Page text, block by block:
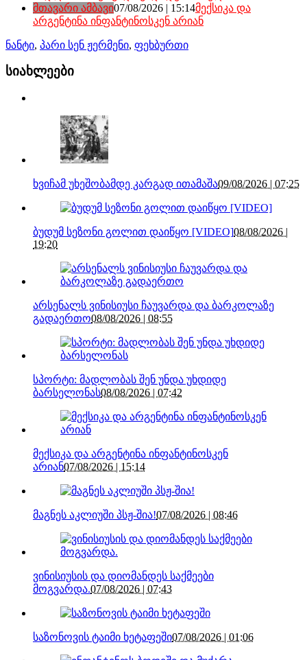
მთავარი ამბავი07/08/2026 | 15:14მექსიკა და
არგენტინა ინფანტინოსკენ არიან
ნანტი, პარი სენ ჟერმენი, ფეხბურთი
სიახლეები
ხვიჩამ უხეშობამდე კარგად ითამაშა09/08/2026 | 07:25
ბუდუმ სეზონი გოლით დაიწყო [VIDEO]08/08/2026 |
19:20
არსენალს ვინისიუსი ჩაუვარდა და ბარკოლაზე
გადაერთო08/08/2026 | 08:55
სპორტი: მადლობას შენ უნდა უხდიდე
ბარსელონას08/08/2026 | 07:42
მექსიკა და არგენტინა ინფანტინოსკენ
არიან07/08/2026 | 15:14
მაგნეს აკლიუში პსჟ-შია!07/08/2026 | 08:46
ვინისიუსის და დიომანდეს საქმეები
მოგვარდა.07/08/2026 | 07:43
საზონოვის ტაიმი ხეტაფეში07/08/2026 | 01:06